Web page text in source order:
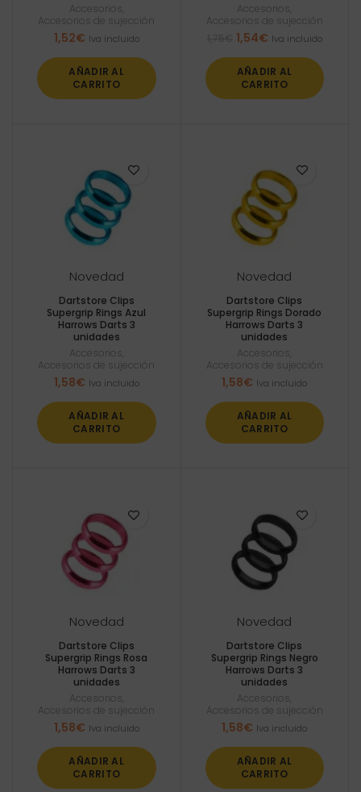
Accesorios
Accesorios de sujección
1,52€ Iva incluido
AÑADIR AL
CARRITO
Accesorios
Accesorios de sujección
El
original
era:
1,54€El
actual
es:
Iva incluido
AÑADIR AL
CARRITO
Novedad
Dartstore Clips
Supergrip Rings Azul
Harrows Darts 3
unidades
Accesorios
Accesorios de sujección
1,58€ Iva incluido
AÑADIR AL
CARRITO
Novedad
Dartstore Clips
Supergrip Rings Dorado
Harrows Darts 3
unidades
Accesorios
Accesorios de sujección
1,58€ Iva incluido
AÑADIR AL
CARRITO
Novedad
Dartstore Clips
Supergrip Rings Rosa
Harrows Darts 3
unidades
Accesorios
Accesorios de sujección
1,58€ Iva incluido
AÑADIR AL
CARRITO
Novedad
Dartstore Clips
Supergrip Rings Negro
Harrows Darts 3
unidades
Accesorios
Accesorios de sujección
1,58€ Iva incluido
AÑADIR AL
CARRITO